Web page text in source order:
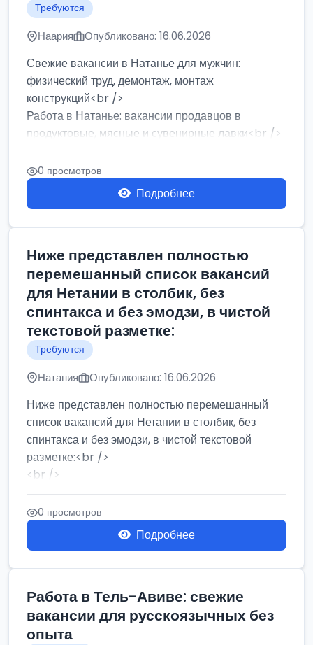
Требуются
Наария Опубликовано: 16.06.2026
Свежие вакансии в Натанье для мужчин:
физический труд, демонтаж, монтаж
конструкций<br />
Работа в Натанье: вакансии продавцов в
продуктовые, мясные и сувенирные лавки<br />
Разнорабочий на сборку м...
0 просмотров
Подробнее
Ниже представлен полностью
перемешанный список вакансий
для Нетании в столбик, без
спинтакса и без эмодзи, в чистой
текстовой разметке:
Требуются
Натания Опубликовано: 16.06.2026
Ниже представлен полностью перемешанный
список вакансий для Нетании в столбик, без
спинтакса и без эмодзи, в чистой текстовой
разметке:<br />
<br />
Работа в Нетании на мебельном производстве:
требу...
0 просмотров
Подробнее
Работа в Тель-Авиве: свежие
вакансии для русскоязычных без
опыта